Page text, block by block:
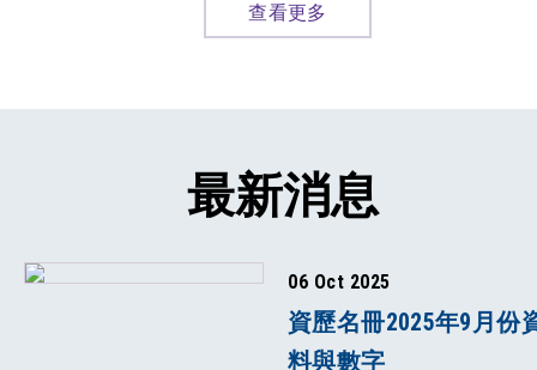
查看更多
最新消息
06 Oct 2025
資歷名冊2025年9月份
料與數字